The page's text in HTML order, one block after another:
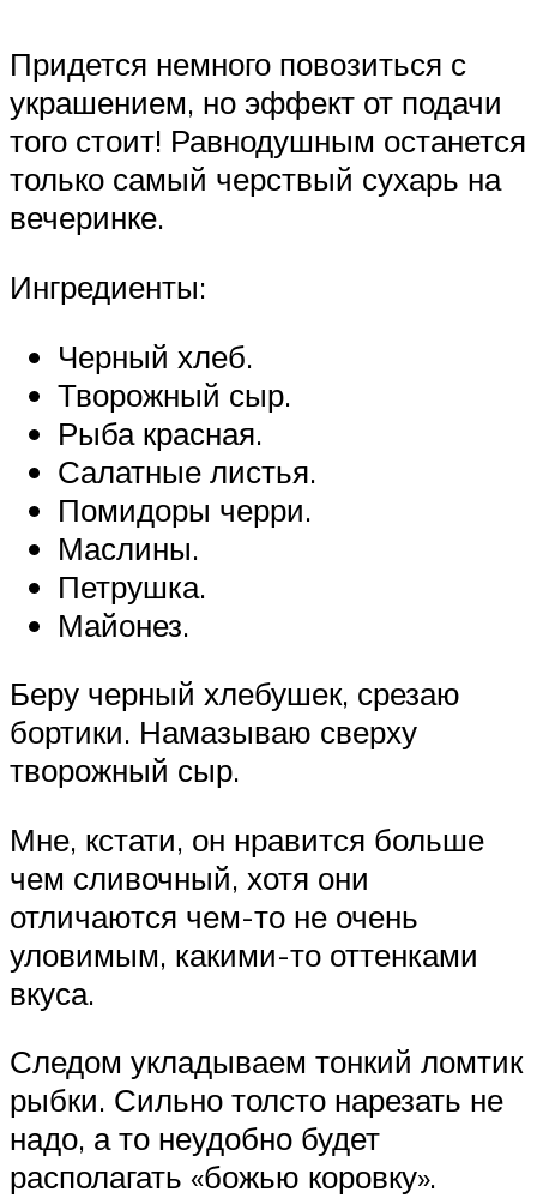
Придется немного повозиться с
украшением, но эффект от подачи
того стоит! Равнодушным останется
только самый черствый сухарь на
вечеринке.
Ингредиенты:
Черный хлеб.
Творожный сыр.
Рыба красная.
Салатные листья.
Помидоры черри.
Маслины.
Петрушка.
Майонез.
Беру черный хлебушек, срезаю
бортики. Намазываю сверху
творожный сыр.
Мне, кстати, он нравится больше
чем сливочный, хотя они
отличаются чем-то не очень
уловимым, какими-то оттенками
вкуса.
Следом укладываем тонкий ломтик
рыбки. Сильно толсто нарезать не
надо, а то неудобно будет
располагать «божью коровку».